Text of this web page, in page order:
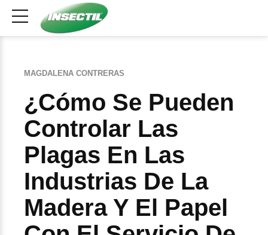
MAGDALENA CONTRERAS
¿Cómo Se Pueden
Controlar Las
Plagas En Las
Industrias De La
Madera Y El Papel